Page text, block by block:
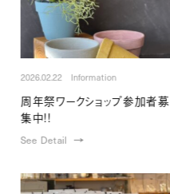
2026.02.22 Information
周年祭ワークショップ参加者募
集中!!
See Detail